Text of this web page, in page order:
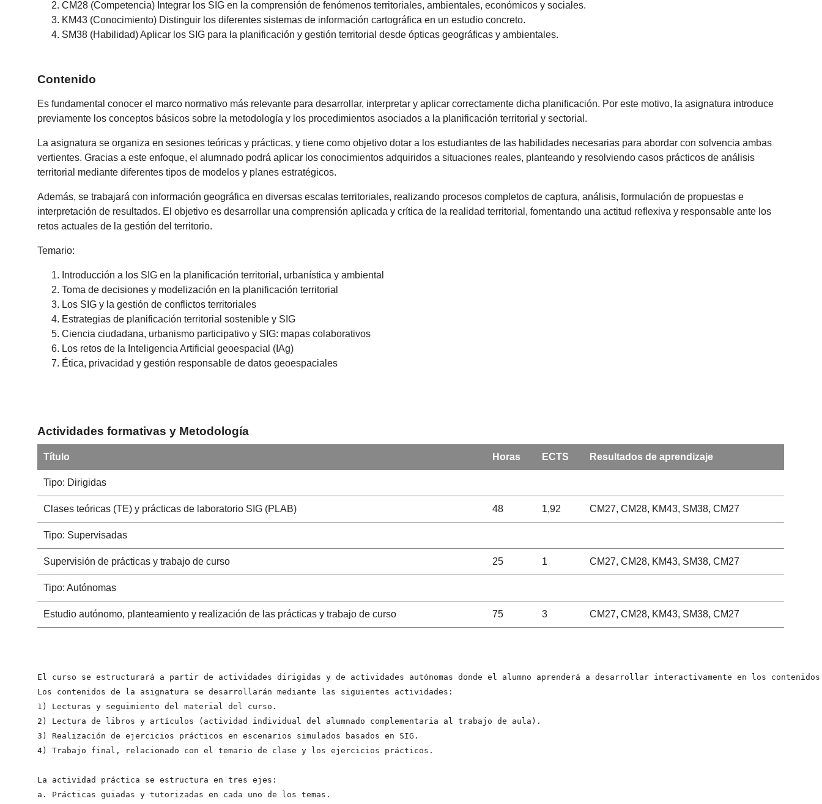
CM28 (Competencia) Integrar los SIG en la comprensión de fenómenos territoriales, ambientales, económicos y sociales.
KM43 (Conocimiento) Distinguir los diferentes sistemas de información cartográfica en un estudio concreto.
SM38 (Habilidad) Aplicar los SIG para la planificación y gestión territorial desde ópticas geográficas y ambientales.
Contenido
Es fundamental conocer el marco normativo más relevante para desarrollar, interpretar y aplicar correctamente dicha planificación. Por este motivo, la asignatura introduce
previamente los conceptos básicos sobre la metodología y los procedimientos asociados a la planificación territorial y sectorial.
La asignatura se organiza en sesiones teóricas y prácticas, y tiene como objetivo dotar a los estudiantes de las habilidades necesarias para abordar con solvencia ambas
vertientes. Gracias a este enfoque, el alumnado podrá aplicar los conocimientos adquiridos a situaciones reales, planteando y resolviendo casos prácticos de análisis
territorial mediante diferentes tipos de modelos y planes estratégicos.
Además, se trabajará con información geográfica en diversas escalas territoriales, realizando procesos completos de captura, análisis, formulación de propuestas e
interpretación de resultados. El objetivo es desarrollar una comprensión aplicada y crítica de la realidad territorial, fomentando una actitud reflexiva y responsable ante los
retos actuales de la gestión del territorio.
Temario:
Introducción a los SIG en la planificación territorial, urbanística y ambiental
Toma de decisiones y modelización en la planificación territorial
Los SIG y la gestión de conflictos territoriales
Estrategias de planificación territorial sostenible y SIG
Ciencia ciudadana, urbanismo participativo y SIG: mapas colaborativos
Los retos de la Inteligencia Artificial geoespacial (IAg)
Ética, privacidad y gestión responsable de datos geoespaciales
Actividades formativas y Metodología
Título Horas ECTS Resultados de aprendizaje
Tipo: Dirigidas
Clases teóricas (TE) y prácticas de laboratorio SIG (PLAB) 48 1,92 CM27, CM28, KM43, SM38, CM27
Tipo: Supervisadas
Supervisión de prácticas y trabajo de curso 25 1 CM27, CM28, KM43, SM38, CM27
Tipo: Autónomas
Estudio autónomo, planteamiento y realización de las prácticas y trabajo de curso 75 3 CM27, CM28, KM43, SM38, CM27
El curso se estructurará a partir de actividades dirigidas y de actividades autónomas donde el alumno aprenderá a desarrollar interactivamente en los
Los contenidos de la asignatura se desarrollarán mediante las siguientes actividades:
1) Lecturas y seguimiento del material del curso.
2) Lectura de libros y artículos (actividad individual del alumnado complementaria al trabajo de aula).
3) Realización de ejercicios prácticos en escenarios simulados basados en SIG.
4) Trabajo final, relacionado con el temario de clase y los ejercicios prácticos.
La actividad práctica se estructura en tres ejes:
a. Prácticas guiadas y tutorizadas en cada uno de los temas.